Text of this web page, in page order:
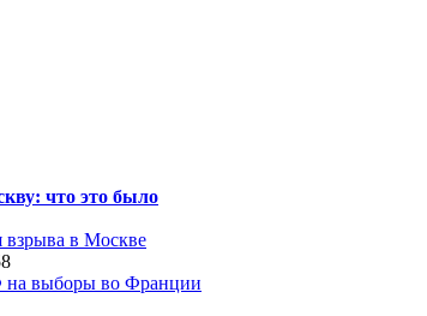
что это было
взрыва в Москве
на выборы во Франции